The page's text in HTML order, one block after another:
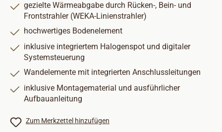
gezielte Wärmeabgabe durch Rücken-, Bein- und
Frontstrahler (WEKA-Linienstrahler)
hochwertiges Bodenelement
inklusive integriertem Halogenspot und digitaler
Systemsteuerung
Wandelemente mit integrierten Anschlussleitungen
inklusive Montagematerial und ausführlicher
Aufbauanleitung
Zum Merkzettel hinzufügen